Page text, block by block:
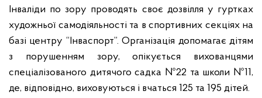
Інваліди по зору проводять своє дозвілля у гуртках
художньої самодіяльності та в спортивних секціях на
базі центру “Інваспорт”. Організація допомагає дітям
з порушенням зору, опікується вихованцями
спеціалізованого дитячого садка №22 та школи №11,
де, відповідно, виховуються і вчаться 125 та 195 дітей.